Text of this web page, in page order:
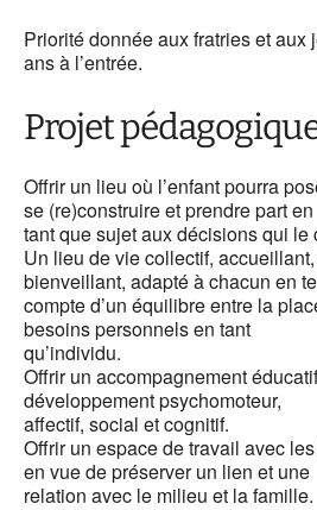
Priorité donnée aux fratries et aux
ans à l’entrée.
Projet
Offrir un lieu où l’enfant pourra
se (re)construire et prendre part en
tant que sujet aux décisions qui le
Un lieu de vie collectif,
bienveillant, adapté à chacun en
compte d’un équilibre entre la
besoins personnels en tant
qu’individu.
Offrir un accompagnement
développement psychomoteur,
affectif, social et cognitif.
Offrir un espace de travail avec
en vue de préserver un lien et une
relation avec le milieu et la famille.